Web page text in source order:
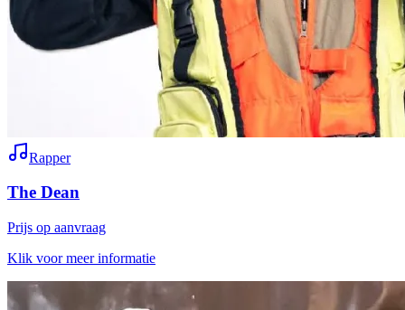
Rapper
The Dean
Prijs op aanvraag
Klik voor meer informatie